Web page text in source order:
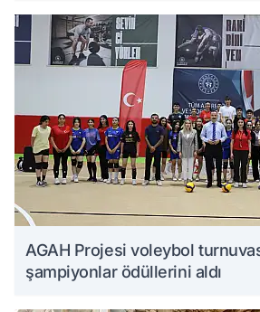
AGAH Projesi voleybol
şampiyonlar ödüllerini aldı